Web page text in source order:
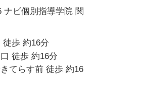
ナビ個別指導学院 関
歩 約16分
徒歩 約16分
てらす前 徒歩 約16